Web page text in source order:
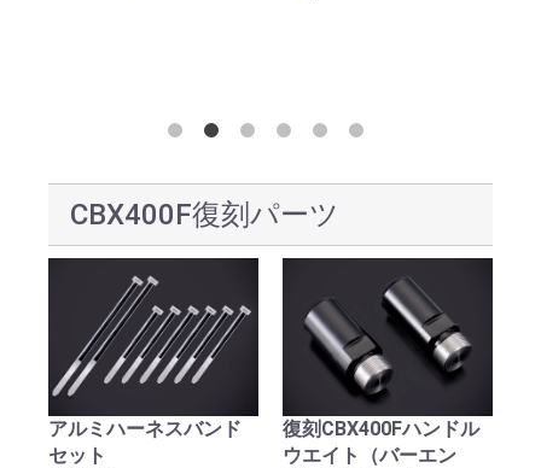
CBX400F復刻パーツ
アルミハーネスバンド
セット
復刻CBX400Fハンドル
ウエイト（バーエン